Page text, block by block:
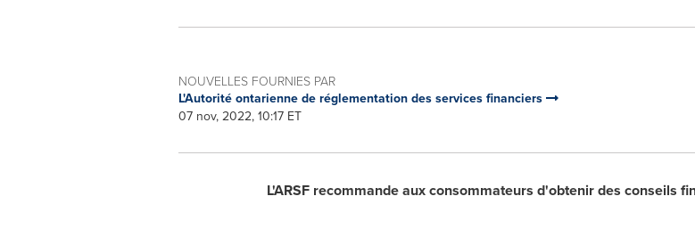
NOUVELLES FOURNIES PAR
L'Autorité ontarienne de réglementation des services financiers
07 nov, 2022, 10:17 ET
L'ARSF recommande aux consommateurs d'obtenir des conseils